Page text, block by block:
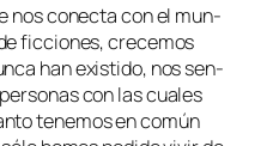
nos co­nec­ta con el mun­
fic­cio­nes, cre­ce­mos
han exis­ti­do, nos sen­
con las cua­les
te­ne­mos en co­mún